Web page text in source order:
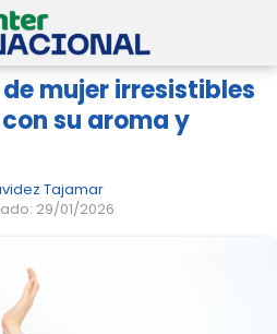
de mujer irresistibles
su aroma y
Tajamar
29/01/2026